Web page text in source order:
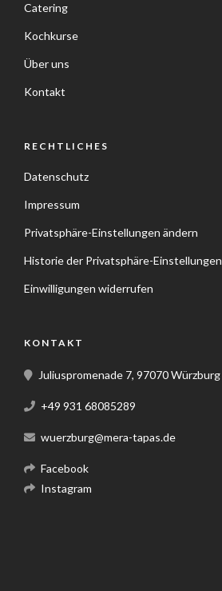
Catering
Kochkurse
Über uns
Kontakt
RECHTLICHES
Datenschutz
Impressum
Privatsphäre-Einstellungen ändern
Historie der Privatsphäre-Einstellungen
Einwilligungen widerrufen
KONTAKT
Juliuspromenade 7, 97070 Würzburg
+49 931 68085289
wuerzburg@mera-tapas.de
Facebook
Instagram